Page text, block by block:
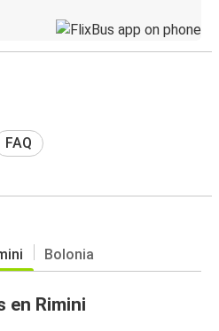
FAQ
Bolonia
en Rimini